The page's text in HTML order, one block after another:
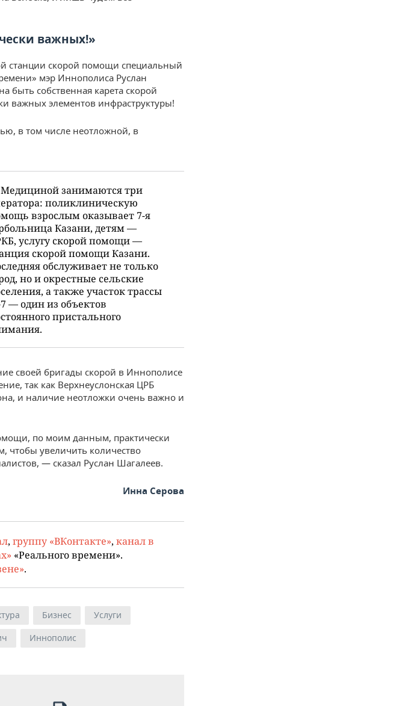
важных!»
станции скорой помощи специальный
мэр Иннополиса Руслан
собственная карета скорой
важных элементов инфраструктуры!
в том числе неотложной, в
занимаются три
поликлиническую
взрослым оказывает 7-я
Казани, детям —
услугу скорой помощи —
скорой помощи Казани.
обслуживает не только
но и окрестные сельские
а также участок трассы
— один из объектов
пристального
своей бригады скорой в Иннополисе
так как Верхнеуслонская ЦРБ
и наличие неотложки очень важно и
по моим данным, практически
чтобы увеличить количество
— сказал Руслан Шагалеев.
Инна Серова
, группу «ВКонтакте», канал в
«Реального времени».
.
Бизнес
Услуги
Иннополис